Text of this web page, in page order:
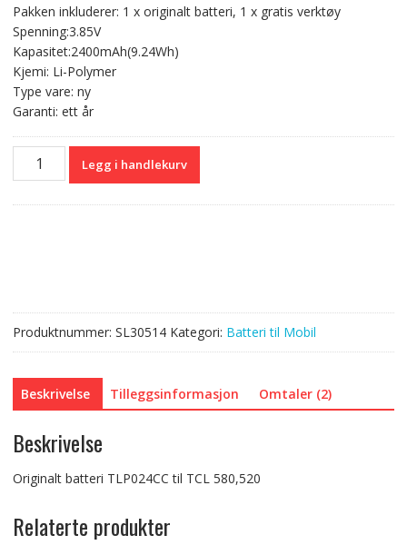
var:
kr 331,00.
er:
Pakken inkluderer: 1 x originalt batteri, 1 x gratis verktøy
Spenning:3.85V
Kapasitet:2400mAh(9.24Wh)
Kjemi: Li-Polymer
Type vare: ny
Garanti: ett år
Originalt
batteri
Legg i handlekurv
Produktnummer: SL30514 Kategori: Batteri til Mobil
Beskrivelse Tilleggsinformasjon Omtaler (2)
Beskrivelse
Originalt batteri TLP024CC til TCL 580,520
Relaterte produkter